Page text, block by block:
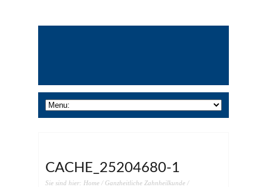
CACHE_25204680-1
Sie sind hier: Home / Ganzheitliche Zahnheilkunde /